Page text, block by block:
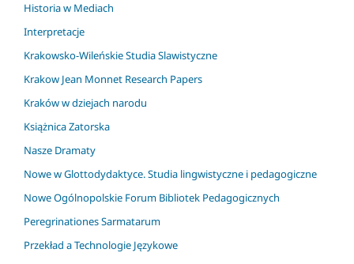
Historia w Mediach
Interpretacje
Krakowsko-Wileńskie Studia Slawistyczne
Krakow Jean Monnet Research Papers
Kraków w dziejach narodu
Książnica Zatorska
Nasze Dramaty
Nowe w Glottodydaktyce. Studia lingwistyczne i pedagogiczne
Nowe Ogólnopolskie Forum Bibliotek Pedagogicznych
Peregrinationes Sarmatarum
Przekład a Technologie Językowe